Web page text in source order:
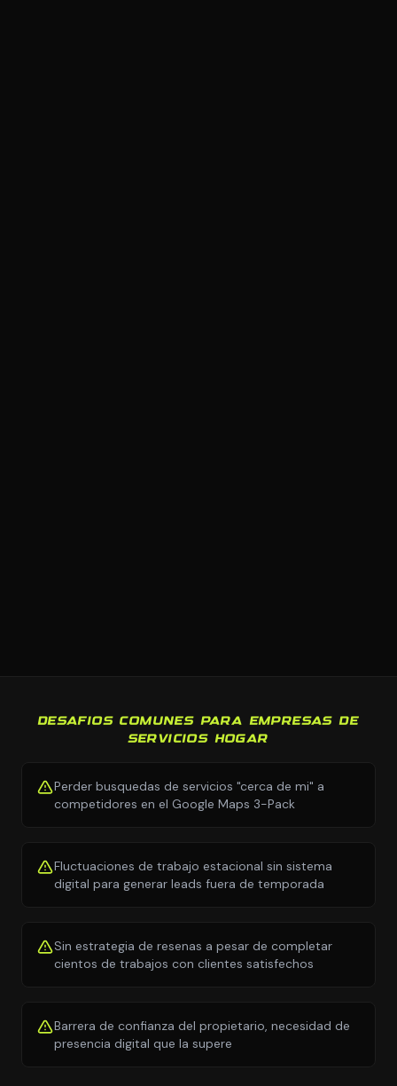
DESAFIOS COMUNES PARA EMPRESAS DE
SERVICIOS HOGAR
Perder busquedas de servicios "cerca de mi" a
competidores en el Google Maps 3-Pack
Fluctuaciones de trabajo estacional sin sistema
digital para generar leads fuera de temporada
Sin estrategia de resenas a pesar de completar
cientos de trabajos con clientes satisfechos
Barrera de confianza del propietario, necesidad de
presencia digital que la supere